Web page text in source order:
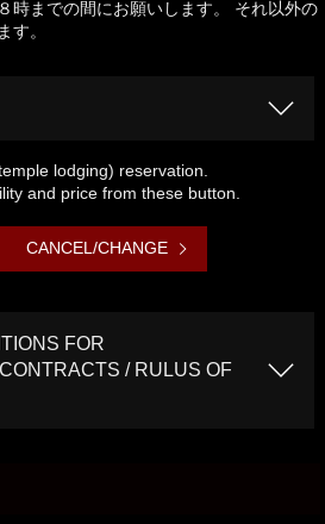
時までの間にお願いします。 それ以外の
す。
lodging) reservation.
and price from these button.
CANCEL/CHANGE
FOR
/ RULUS OF